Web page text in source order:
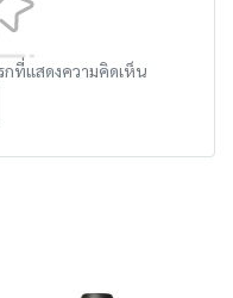
ที่แสดงความคิดเห็น